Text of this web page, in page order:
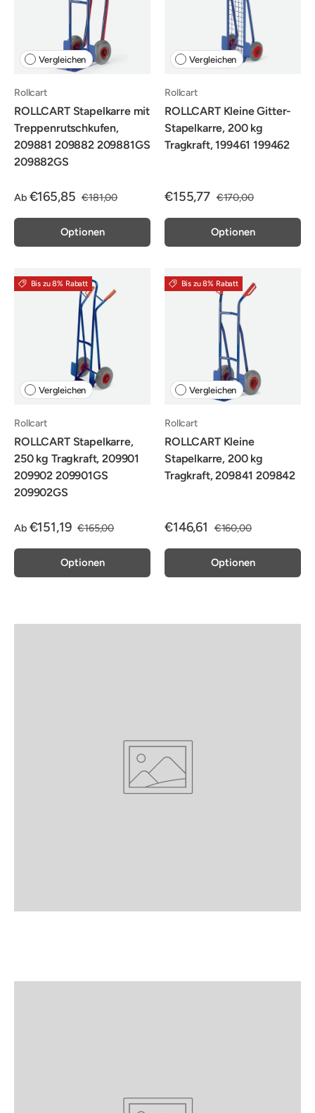
Vergleichen
Rollcart
ROLLCART Stapelkarre mit
Treppenrutschkufen,
209881 209882 209881GS
209882GS
Ab €165,85 €181,00
Optionen
Vergleichen
Rollcart
ROLLCART Kleine Gitter-
Stapelkarre, 200 kg
Tragkraft, 199461 199462
€155,77 €170,00
Optionen
Bis zu 8% Rabatt
Vergleichen
Rollcart
ROLLCART Stapelkarre,
250 kg Tragkraft, 209901
209902 209901GS
209902GS
Ab €151,19 €165,00
Optionen
Bis zu 8% Rabatt
Vergleichen
Rollcart
ROLLCART Kleine
Stapelkarre, 200 kg
Tragkraft, 209841 209842
€146,61 €160,00
Optionen